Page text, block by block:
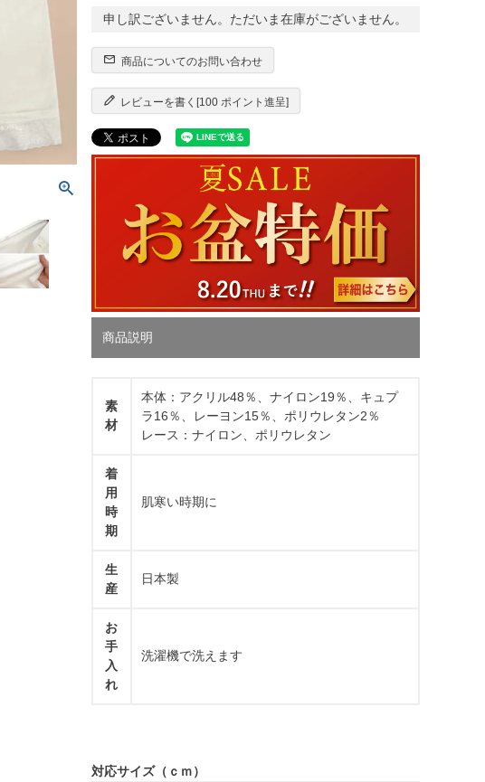
申し訳ございません。ただいま在庫がございません。
商品についてのお問い合わせ
レビューを書く[100 ポイント進呈]
商品説明
素
材
本体：アクリル48％、ナイロン19％、キュプ
ラ16％、レーヨン15％、ポリウレタン2％
レース：ナイロン、ポリウレタン
着
用
時
期
肌寒い時期に
生
産
日本製
お
手
入
れ
洗濯機で洗えます
対応サイズ（ｃｍ）